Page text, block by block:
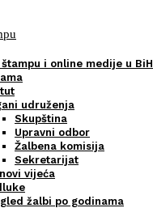
i online medije u BiH
udruženja
Skupština
Upravni odbor
Žalbena komisija
Sekretarijat
vijeća
žalbi po godinama